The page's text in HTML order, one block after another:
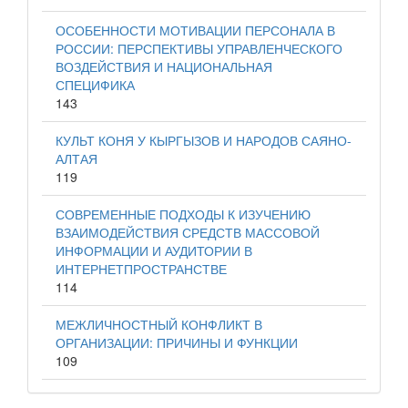
ОСОБЕННОСТИ МОТИВАЦИИ ПЕРСОНАЛА В
РОССИИ: ПЕРСПЕКТИВЫ УПРАВЛЕНЧЕСКОГО
ВОЗДЕЙСТВИЯ И НАЦИОНАЛЬНАЯ
СПЕЦИФИКА
143
КУЛЬТ КОНЯ У КЫРГЫЗОВ И НАРОДОВ САЯНО-
АЛТАЯ
119
СОВРЕМЕННЫЕ ПОДХОДЫ К ИЗУЧЕНИЮ
ВЗАИМОДЕЙСТВИЯ СРЕДСТВ МАССОВОЙ
ИНФОРМАЦИИ И АУДИТОРИИ В
ИНТЕРНЕТПРОСТРАНСТВЕ
114
МЕЖЛИЧНОСТНЫЙ КОНФЛИКТ В
ОРГАНИЗАЦИИ: ПРИЧИНЫ И ФУНКЦИИ
109